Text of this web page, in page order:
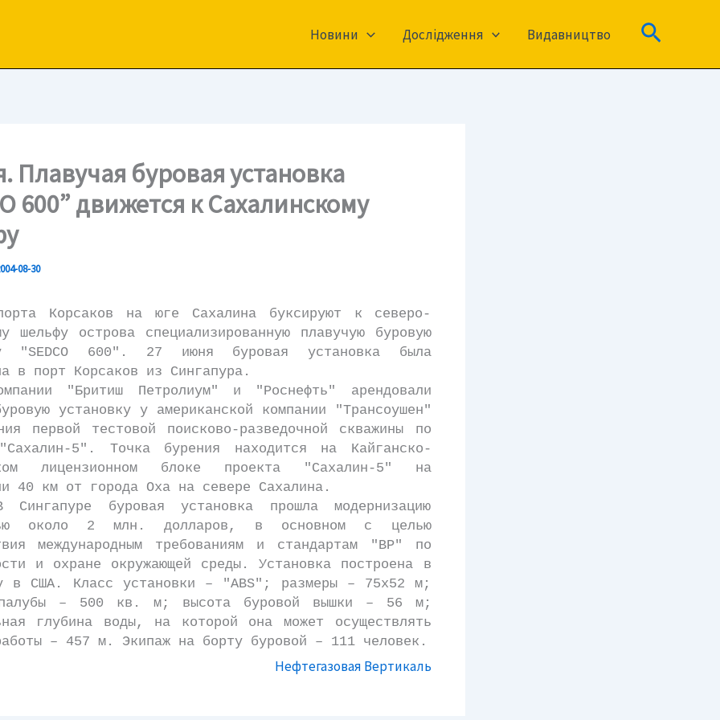
Новини Дослідження Видавництво Пошук
Плавучая буровая установка
600” движется к Сахалинскому
08-30
Корсаков на юге Сахалина буксируют к северо-
шельфу острова специализированную плавучую буровую
"SEDCO 600". 27 июня буровая установка была
в порт Корсаков из Сингапура.
"Бритиш Петролиум" и "Роснефть" арендовали
установку у американской компании "Трансоушен"
первой тестовой поисково-разведочной скважины по
5". Точка бурения находится на Кайганско-
лицензионном блоке проекта "Сахалин-5" на
40 км от города Оха на севере Сахалина.
буровая установка прошла модернизацию
около 2 млн. долларов, в основном с целью
международным требованиям и стандартам "ВР" по
и охране окружающей среды. Установка построена в
в США. Класс установки – "ABS"; размеры – 75х52 м;
палубы – 500 кв. м; высота буровой вышки – 56 м;
глубина воды, на которой она может осуществлять
– 457 м. Экипаж на борту буровой – 111 человек.
Нефтегазовая Вертикаль